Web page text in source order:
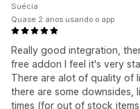
Really good integration,
free addon I feel it's very
There are alot of quality of
there are some downsides,
times (for out of stock
Suécia
Quase 2 anos usando o app